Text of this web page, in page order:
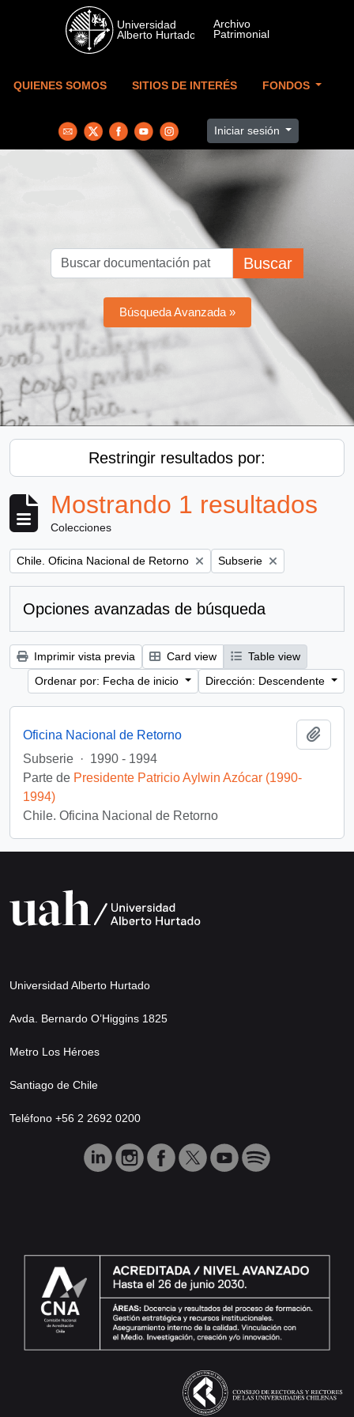
Skip to main content
QUIENES SOMOS SITIOS DE INTERÉS FONDOS
Iniciar sesión
Buscar
Búsqueda Avanzada »
Restringir resultados por:
Mostrando 1 resultados
Colecciones
Remove filter:
Chile. Oficina Nacional de Retorno Remove filter:
Subserie
Opciones avanzadas de búsqueda
Imprimir vista previa Card view
Table view
Ordenar por: Fecha de inicio
Dirección: Descendente
Oficina Nacional de Retorno
Subserie · 1990 - 1994
Parte de Presidente Patricio Aylwin Azócar (1990-
1994)
Chile. Oficina Nacional de Retorno
Universidad Alberto Hurtado
Avda. Bernardo O’Higgins 1825
Metro Los Héroes
Santiago de Chile
Teléfono +56 2 2692 0200